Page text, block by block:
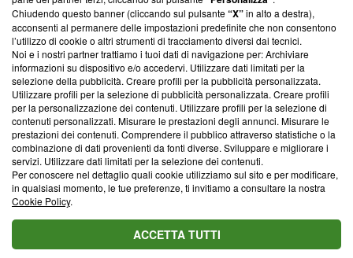
Su di noi
Team editoriale
Corporate
Redazione
Informativa Privacy
Cookie Policy
Blasting SA, IDI CHE-247.845.224, Via Carlo Frasca, 3 - 6900
Lugano (Svizzera) Tel:+39 0690258937
© 2026 Blasting News
Chiudendo questo banner (cliccando sul pulsante“X”in alto a destra),
acconsenti al permanere delle impostazioni predefinite che non consentono
l’utilizzo di cookie o altri strumenti di tracciamento diversi dai tecnici.
Noi e i nostri partner trattiamo i tuoi dati di navigazione per: Archiviare
informazioni su dispositivo e/o accedervi. Utilizzare dati limitati per la
selezione della pubblicità. Creare profili per la pubblicità personalizzata.
Utilizzare profili per la selezione di pubblicità personalizzata. Creare profili
per la personalizzazione dei contenuti. Utilizzare profili per la selezione di
contenuti personalizzati. Misurare le prestazioni degli annunci. Misurare le
prestazioni dei contenuti. Comprendere il pubblico attraverso statistiche o la
combinazione di dati provenienti da fonti diverse. Sviluppare e migliorare i
servizi. Utilizzare dati limitati per la selezione dei contenuti.
Per conoscere nel dettaglio quali cookie utilizziamo sul sito e per modificare,
in qualsiasi momento, le tue preferenze, ti invitiamo a consultare la nostra
Cookie Policy.
ACCETTA TUTTI